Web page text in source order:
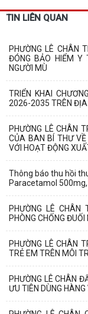
TIN LIÊN QUAN
PHƯỜNG LÊ CHÂN
ĐÓNG BẢO HIỂM Y
NGƯỜI MÙ
TRIỂN KHAI
2026-2035 TRÊN ĐỊA
PHƯỜNG LÊ CHÂN
CỦA BAN BÍ THƯ
VỚI HOẠT ĐỘNG
Thông báo thu hồi
Paracetamol 500mg,
PHƯỜNG LÊ CHÂN
PHÒNG CHỐNG
PHƯỜNG LÊ CHÂN
TRẺ EM TRÊN MÔI
PHƯỜNG LÊ CHÂN
ƯU TIÊN DÙNG